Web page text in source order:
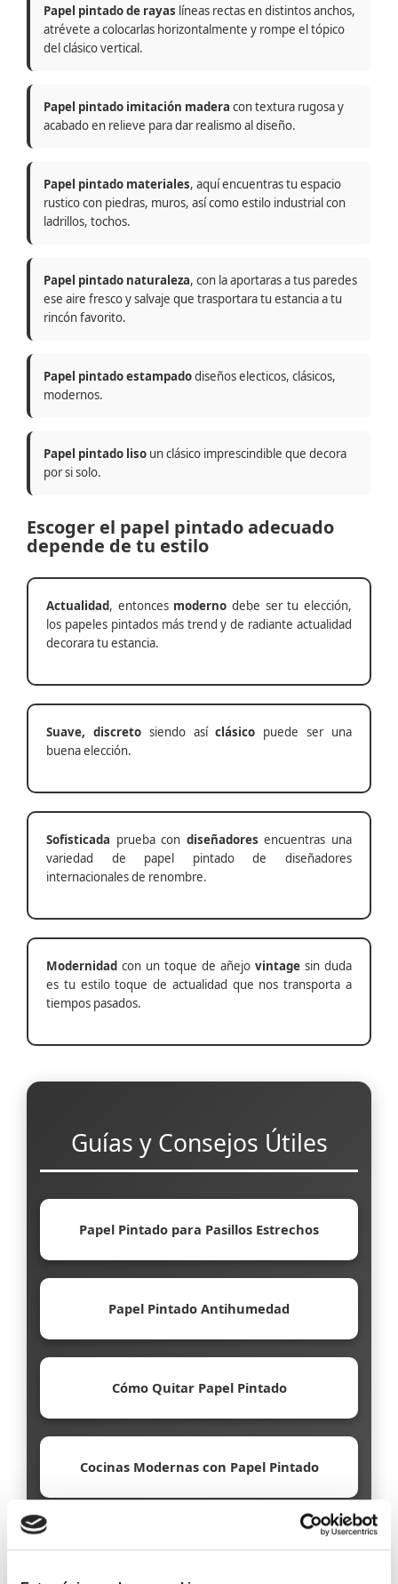
Papel pintado de rayas líneas rectas en distintos anchos,
atrévete a colocarlas horizontalmente y rompe el tópico
del clásico vertical.
Papel pintado imitación madera con textura rugosa y
acabado en relieve para dar realismo al diseño.
Papel pintado materiales, aquí encuentras tu espacio
rustico con piedras, muros, así como estilo industrial con
ladrillos, tochos.
Papel pintado naturaleza, con la aportaras a tus paredes
ese aire fresco y salvaje que trasportara tu estancia a tu
rincón favorito.
Papel pintado estampadodiseños electicos, clásicos,
modernos.
Papel pintado liso un clásico imprescindible que decora
por si solo.
Escoger el papel pintado adecuado
depende de tu estilo
Actualidad, entonces moderno debe ser tu elección,
los papeles pintados más trend y de radiante actualidad
decorara tu estancia.
Suave, discretosiendo asíclásico puede ser una
buena elección.
Sofisticada prueba con diseñadores encuentras una
variedad de papel pintado de diseñadores
internacionales de renombre.
Modernidad con un toque de añejo vintage sin duda
es tu estilo toque de actualidad que nos transporta a
tiempos pasados.
Guías y Consejos Útiles
Papel Pintado para Pasillos Estrechos
Papel Pintado Antihumedad
Cómo Quitar Papel Pintado
Cocinas Modernas con Papel Pintado
Papel Pintado Ecológico